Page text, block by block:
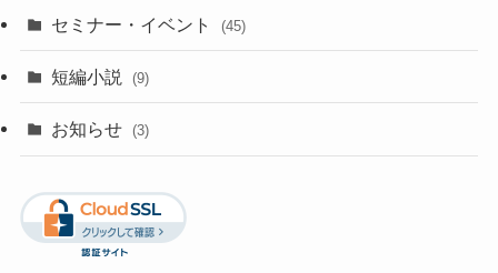
セミナー・イベント (45)
短編小説 (9)
お知らせ (3)